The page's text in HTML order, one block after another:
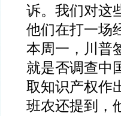
诉。我们对这
他们在打一场
本周一，川普
就是否调查中
取知识产权作
班农还提到，